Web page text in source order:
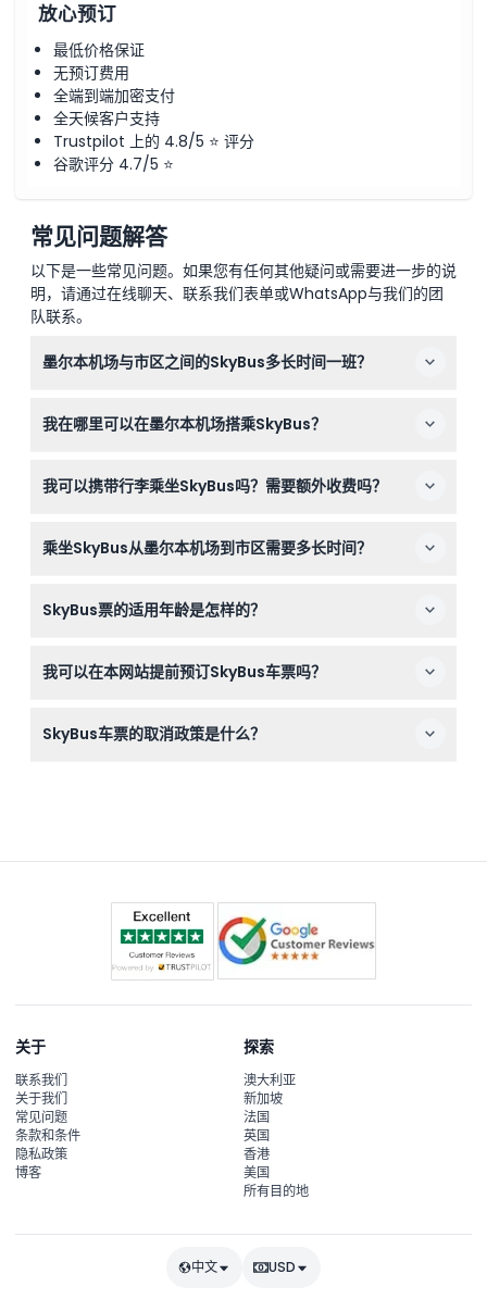
放心预订
最低价格保证
无预订费用
全端到端加密支付
全天候客户支持
Trustpilot 上的 4.8/5 ⭐ 评分
谷歌评分 4.7/5 ⭐
常见问题解答
以下是一些常见问题。如果您有任何其他疑问或需要进一步的说
明，请通过在线聊天、联系我们表单或WhatsApp与我们的团
队联系。
墨尔本机场与市区之间的SkyBus多长时间一班？
班，其他时间每15分钟一班，每天运营时间为上午4:00至
我在哪里可以在墨尔本机场搭乘SkyBus？
SkyBus。只需跟随指示牌找到SkyBus接载点即可。
我可以携带行李乘坐SkyBus吗？需要额外收费吗？
带行李往返机场。
乘坐SkyBus从墨尔本机场到市区需要多长时间？
（可能会有所变动——请在预订时确认）。
SkyBus票的适用年龄是怎样的？
指65岁及以上。
我可以在本网站提前预订SkyBus车票吗？
的无接触体验，无需提前预约。
SkyBus车票的取消政策是什么？
关于
联系我们
关于我们
常见问题
条款和条件
隐私政策
博客
探索
澳大利亚
新加坡
法国
英国
香港
美国
所有目的地
中文 USD